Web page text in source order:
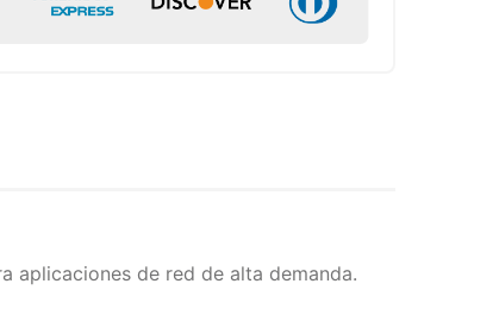
aplicaciones de red de alta demanda.